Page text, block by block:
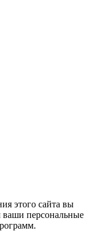
этого сайта вы
ваши персональные